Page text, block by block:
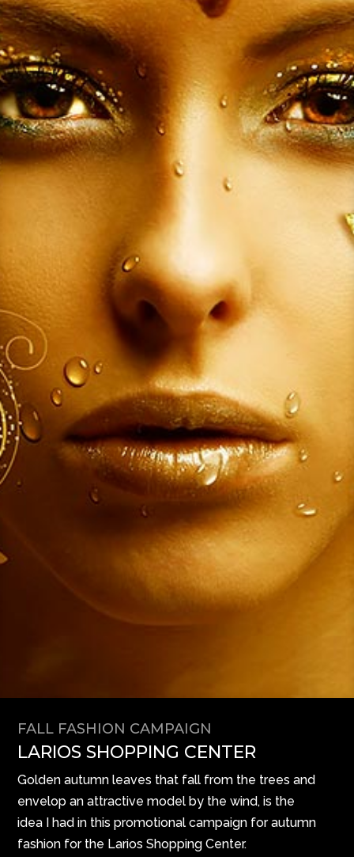
FALL FASHION CAMPAIGN
LARIOS SHOPPING CENTER
Golden autumn leaves that fall from the trees and
envelop an attractive model by the wind, is the
idea I had in this promotional campaign for autumn
fashion for the Larios Shopping Center.